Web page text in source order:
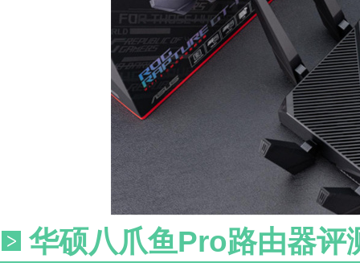
华硕八爪鱼Pro路由器评